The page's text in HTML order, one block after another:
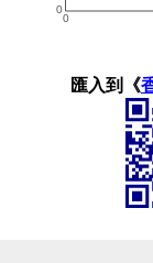
匯入到《